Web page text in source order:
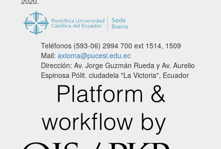
Teléfonos (593-06) 2994 700 ext 1514, 1509
Mail: axioma@pucesi.edu.ec
Dirección: Av. Jorge Guzmán Rueda y Av. Aurelio
Espinosa Pólit. ciudadela "La Victoria", Ecuador